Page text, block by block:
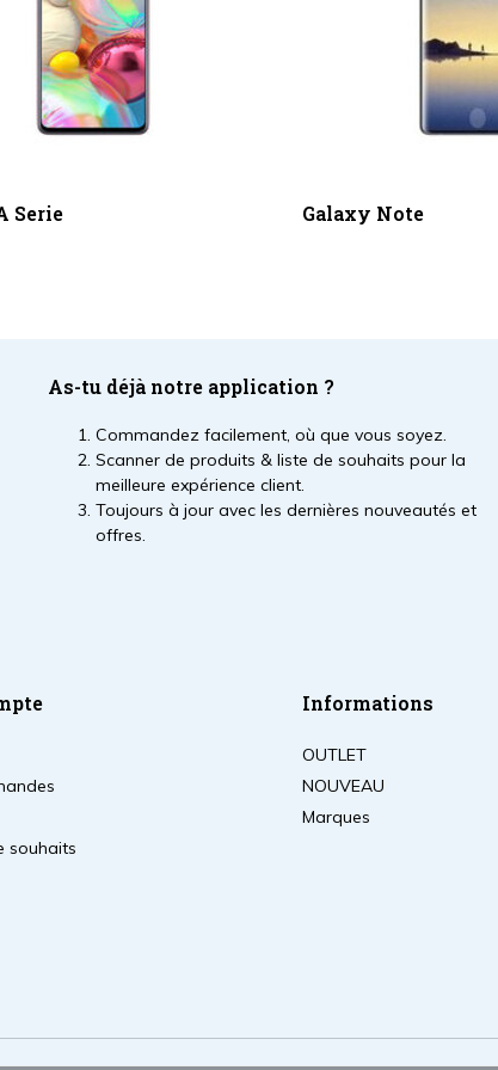
Serie Galaxy Note
As-tu déjà notre application ?
Commandez facilement, où que vous soyez.
Scanner de produits & liste de souhaits pour la
meilleure expérience client.
Toujours à jour avec les dernières nouveautés et
offres.
souhaits
Informations
OUTLET
NOUVEAU
Marques